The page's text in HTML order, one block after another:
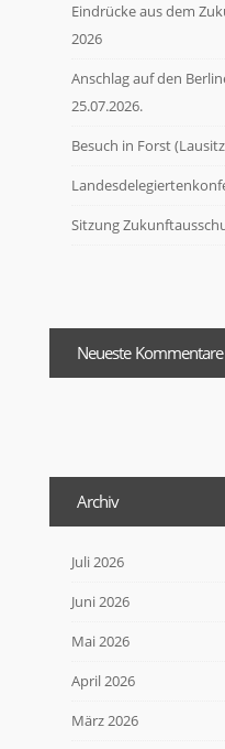
Eindrücke aus dem
2026
Anschlag auf den
25.07.2026.
Besuch in Forst
Sitzung
Neueste Kommentare
Archiv
Juli 2026
Juni 2026
Mai 2026
April 2026
März 2026